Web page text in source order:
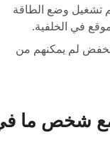
تشغيل وضع الطاقة
في الخلفية.
لم يمكنهم من
مع شخص ما